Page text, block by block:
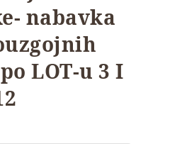
nabavka
LOT-u 3 I